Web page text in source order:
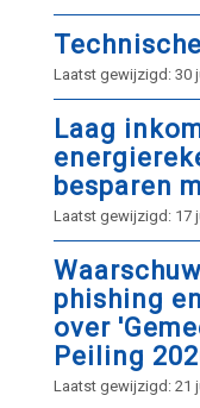
Laatst gewijzigd: 30
Laag
besparen
Laatst gewijzigd: 17
phishing
over
Peiling
Laatst gewijzigd: 21